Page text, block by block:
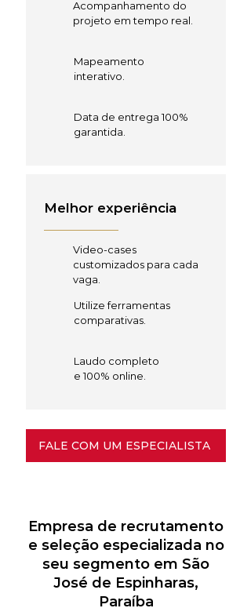
Acompanhamento do
projeto em tempo real.
Mapeamento
interativo.
Data de entrega 100%
garantida.
Melhor experiência
Video-cases
customizados para cada
vaga.
Utilize ferramentas
comparativas.
Laudo completo
e 100% online.
FALE COM UM ESPECIALISTA
Empresa de recrutamento
e seleção especializada no
seu segmento em São
José de Espinharas,
Paraíba